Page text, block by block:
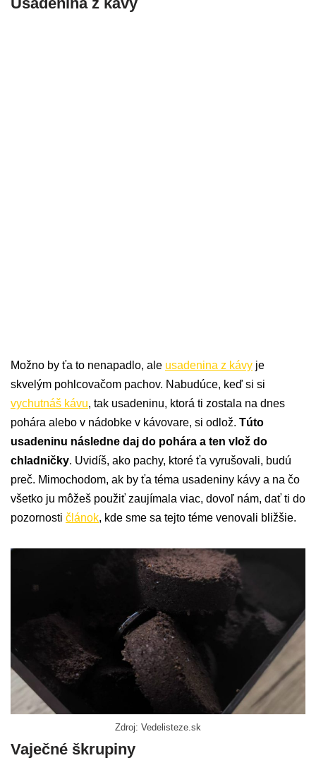
Možno by ťa to nenapadlo, ale usadenina z kávy je
skvelým pohlcovačom pachov. Nabudúce, keď si si
vychutnáš kávu, tak usadeninu, ktorá ti zostala na dnes
pohára alebo v nádobke v kávovare, si odlož. Túto
usadeninu následne daj do pohára a ten vlož do
chladničky. Uvidíš, ako pachy, ktoré ťa vyrušovali, budú
preč. Mimochodom, ak by ťa téma usadeniny kávy a na čo
všetko ju môžeš použiť zaujímala viac, dovoľ nám, dať ti do
pozornosti článok, kde sme sa tejto téme venovali bližšie.
Zdroj: Vedelisteze.sk
Vaječné škrupiny